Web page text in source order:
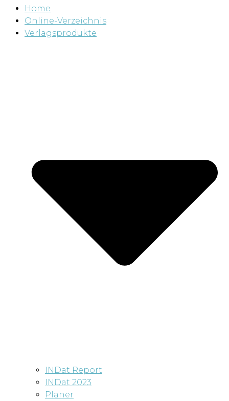
Home
Online-Verzeichnis
Verlagsprodukte
INDat Report
INDat 2023
Planer